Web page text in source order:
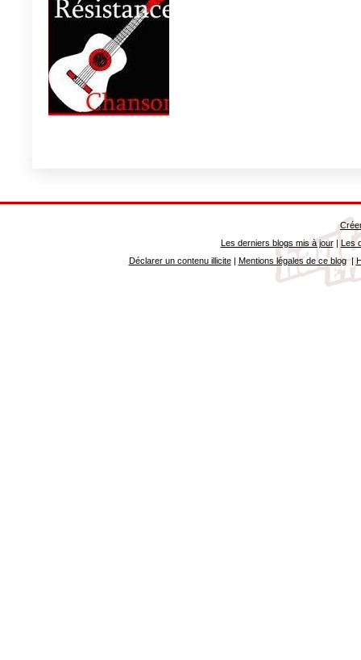
Les derniers blogs mis à jour| Les
Déclarer un contenu illicite| Mentions légales de ce blog|